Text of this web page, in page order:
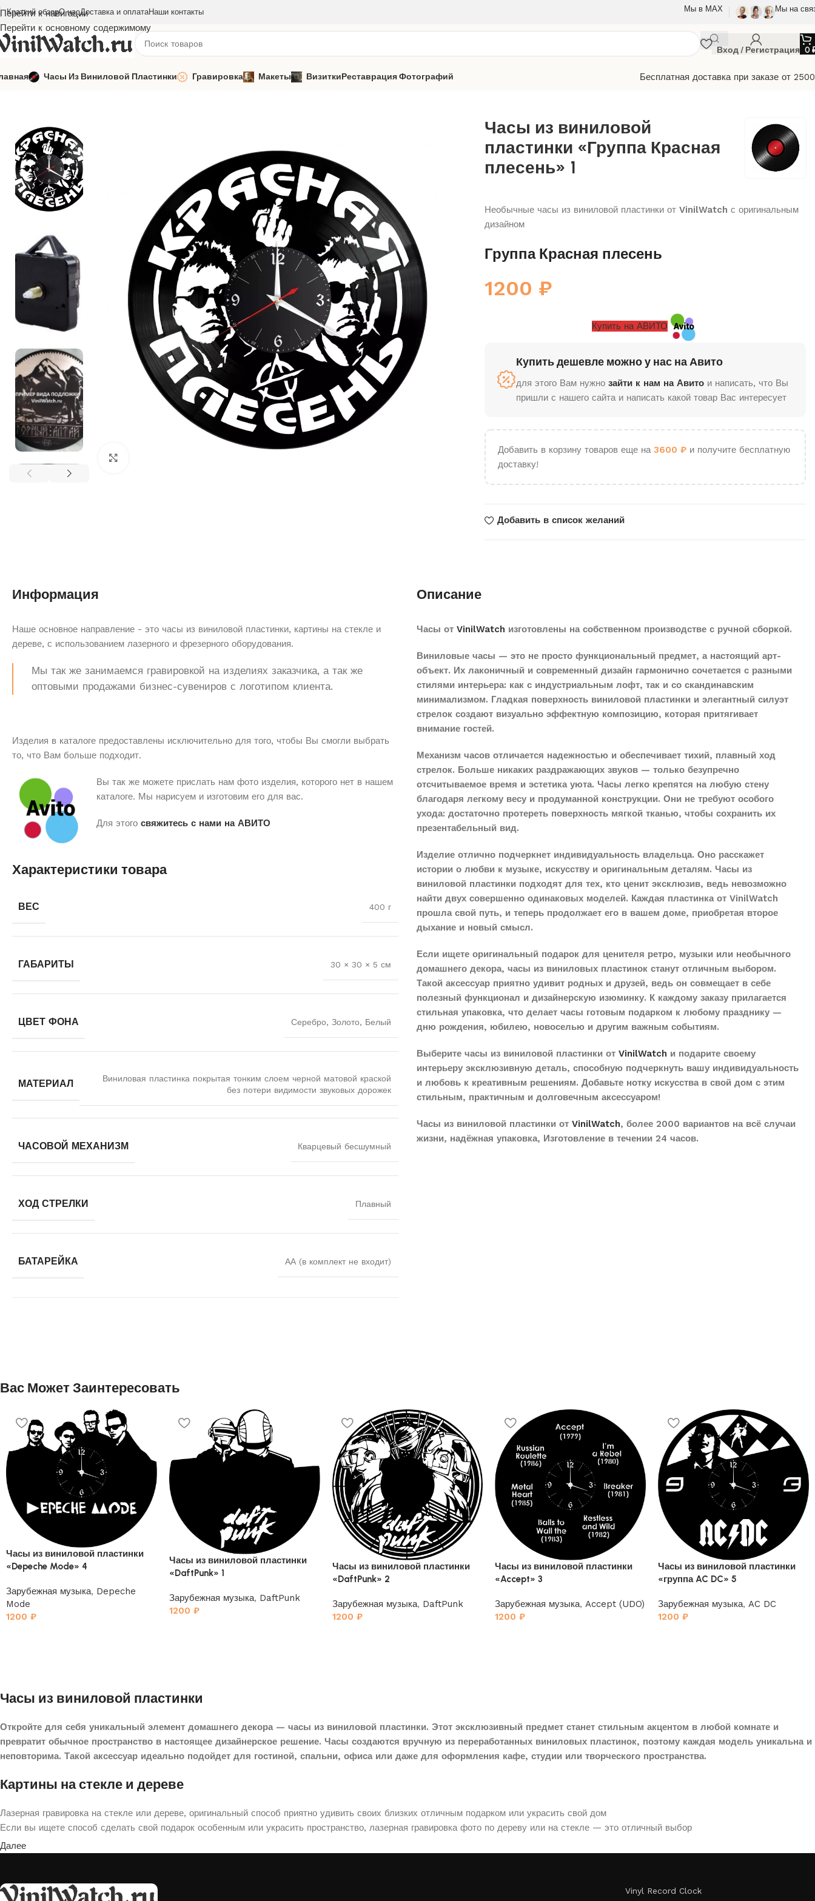
Перейти к навигации
Перейти к основному содержимому
Краткий обзорО насДоставка и оплатаНаши контакты Мы в МАХ Мы на
Вход / Регистрация 0
Часы Из Виниловой Пластинки Гравировка Макеты ВизиткиРеставрация Фотографий
Бесплатная доставка при заказе от
Главная
Русская музыка Красная плесень
Часы из виниловой
пластинки «Группа Красная
плесень» 1
Необычные часы из виниловой пластинки от VinilWatch с оригинальным
дизайном
Группа Красная плесень
1200 ₽
Купить на АВИТО
Купить дешевле можно у нас на Авито
для этого Вам нужно зайти к нам на Авитои написать, что Вы
пришли с нашего сайта и написать какой товар Вас интересует
Добавить в корзину товаров еще на 3600 ₽и получите бесплатную
доставку!
Добавить в список желаний
Информация
Наше основное направление - это часы из виниловой пластинки, картины на стекле и
дереве, с использованием лазерного и фрезерного оборудования.
Мы так же занимаемся гравировкой на изделиях заказчика, а так же
оптовыми продажами бизнес-сувениров с логотипом клиента.
Изделия в каталоге предоставлены исключительно для того, чтобы Вы смогли выбрать
то, что Вам больше подходит.
Вы так же можете прислать нам фото изделия, которого нет в нашем
каталоге. Мы нарисуем и изготовим его для вас.
Для этого свяжитесь с нами на АВИТО
Характеристики товара
ВЕС 400 г
ГАБАРИТЫ 30 × 30 × 5 см
ЦВЕТ ФОНА Серебро, Золото, Белый
МАТЕРИАЛ
Виниловая пластинка покрытая тонким слоем черной матовой краской
без потери видимости звуковых дорожек
ЧАСОВОЙ МЕХАНИЗМ Кварцевый бесшумный
ХОД СТРЕЛКИ Плавный
БАТАРЕЙКА АА (в комплект не входит)
Описание
Часы от VinilWatch изготовлены на собственном производстве с ручной сборкой.
Виниловые часы — это не просто функциональный предмет, а настоящий арт-
объект. Их лаконичный и современный дизайн гармонично сочетается с разными
стилями интерьера: как с индустриальным лофт, так и со скандинавским
минимализмом. Гладкая поверхность виниловой пластинки и элегантный силуэт
стрелок создают визуально эффектную композицию, которая притягивает
внимание гостей.
Механизм часов отличается надежностью и обеспечивает тихий, плавный ход
стрелок. Больше никаких раздражающих звуков — только безупречно
отсчитываемое время и эстетика уюта. Часы легко крепятся на любую стену
благодаря легкому весу и продуманной конструкции. Они не требуют особого
ухода: достаточно протереть поверхность мягкой тканью, чтобы сохранить их
презентабельный вид.
Изделие отлично подчеркнет индивидуальность владельца. Оно расскажет
истории о любви к музыке, искусству и оригинальным деталям. Часы из
виниловой пластинки подходят для тех, кто ценит эксклюзив, ведь невозможно
найти двух совершенно одинаковых моделей. Каждая пластинка от VinilWatch
прошла свой путь, и теперь продолжает его в вашем доме, приобретая второе
дыхание и новый смысл.
Если ищете оригинальный подарок для ценителя ретро, музыки или необычного
домашнего декора, часы из виниловых пластинок станут отличным выбором.
Такой аксессуар приятно удивит родных и друзей, ведь он совмещает в себе
полезный функционал и дизайнерскую изюминку. К каждому заказу прилагается
стильная упаковка, что делает часы готовым подарком к любому празднику —
дню рождения, юбилею, новоселью и другим важным событиям.
Выберите часы из виниловой пластинки от VinilWatch и подарите своему
интерьеру эксклюзивную деталь, способную подчеркнуть вашу индивидуальность
и любовь к креативным решениям. Добавьте нотку искусства в свой дом с этим
стильным, практичным и долговечным аксессуаром!
Часы из виниловой пластинки от VinilWatch, более 2000 вариантов на всё случаи
жизни, надёжная упаковка, Изготовление в течении 24 часов.
Вас Может Заинтересовать
Часы из виниловой пластинки
«Depeche Mode» 4
Зарубежная музыка, Depeche
Mode
1200 ₽
Часы из виниловой пластинки
«DaftPunk» 1
Зарубежная музыка, DaftPunk
1200 ₽
Часы из виниловой пластинки
«DaftPunk» 2
Зарубежная музыка, DaftPunk
1200 ₽
Часы из виниловой пластинки
«Accept» 3
Зарубежная музыка, Accept (UDO)
1200₽
Часы из виниловой пластинки
«группа AC DC» 5
Зарубежная музыка, AC DC
1200₽
Часы из виниловой пластинки
Откройте для себя уникальный элемент домашнего декора — часы из виниловой пластинки. Этот эксклюзивный предмет станет стильным акцентом в любой комнате и
превратит обычное пространство в настоящее дизайнерское решение. Часы создаются вручную из переработанных виниловых пластинок, поэтому каждая модель уникальна и
неповторима. Такой аксессуар идеально подойдет для гостиной, спальни, офиса или даже для оформления кафе, студии или творческого пространства.
Картины на стекле и дереве
Лазерная гравировка на стекле или дереве, оригинальный способ приятно удивить своих близких отличным подарком или украсить свой дом
Если вы ищете способ сделать свой подарок особенным или украсить пространство, лазерная гравировка фото по дереву или на стекле — это отличный выбор
Далее
Vinyl Record Clock